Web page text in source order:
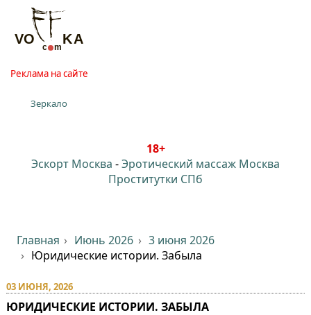
Реклама на сайте
Зеркало
18+
Эскорт Москва -Эротический массаж Москва
Проститутки СПб
Главная Июнь 2026
3 июня 2026
Юридические истории. Забыла
03 ИЮНЯ, 2026
ЮРИДИЧЕСКИЕ ИСТОРИИ. ЗАБЫЛА